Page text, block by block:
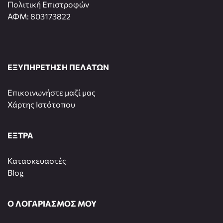
Πολιτική Επιστροφών
ΑΦΜ: 803173822
ΕΞΥΠΗΡΕΤΗΣΗ ΠΕΛΑΤΩΝ
Επικοινωνήστε μαζί μας
Χάρτης Ιστότοπου
ΕΞΤΡΑ
Κατασκευαστές
Blog
Ο ΛΟΓΑΡΙΑΣΜΟΣ ΜΟΥ